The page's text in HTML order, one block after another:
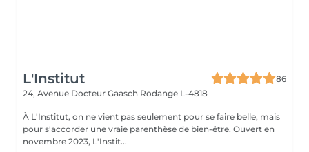
L'Institut
86
24, Avenue Docteur Gaasch Rodange L-4818
À L'Institut, on ne vient pas seulement pour se faire belle, mais
pour s'accorder une vraie parenthèse de bien-être. Ouvert en
novembre 2023, L'Instit...